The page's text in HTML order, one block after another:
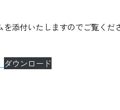
添付いたしますのでご覧くだ
ダウンロード